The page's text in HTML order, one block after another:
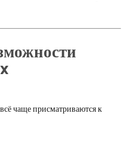
чаще присматриваются к